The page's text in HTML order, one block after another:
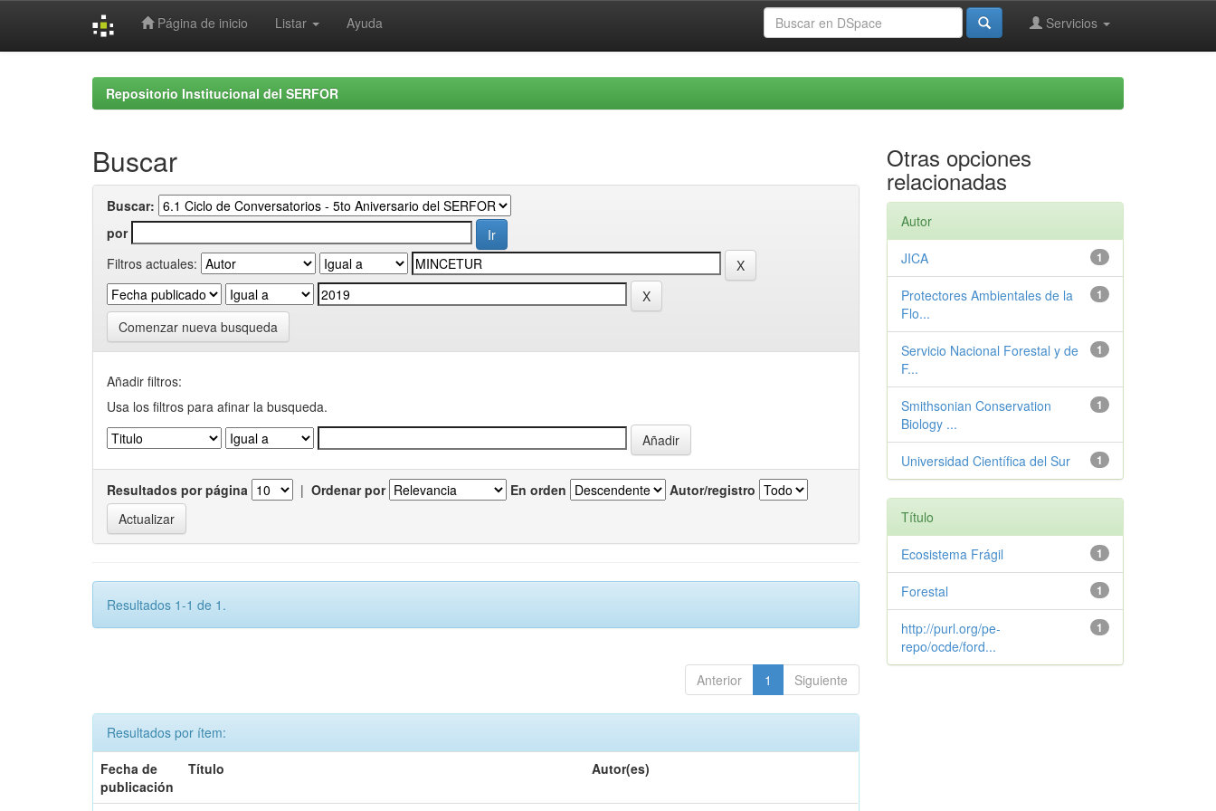
Página de inicio Listar Ayuda Servicios
Repositorio Institucional del SERFOR
Buscar
Buscar:
por
Filtros actuales:
Comenzar nueva busqueda
Añadir filtros:
Usa los filtros para afinar la busqueda.
Resultados por página | Ordenar por En orden Autor/registro
Resultados 1-1 de 1.
Anterior 1 Siguiente
Resultados por ítem:
Fecha de
publicación
Título Autor(es)
Otras opciones
relacionadas
Autor
1
JICA
1
Protectores Ambientales de la
Flo...
1
Servicio Nacional Forestal y de
F...
1
Smithsonian Conservation
Biology ...
1
Universidad Científica del Sur
Título
1
Ecosistema Frágil
1
Forestal
1
http://purl.org/pe-
repo/ocde/ford...